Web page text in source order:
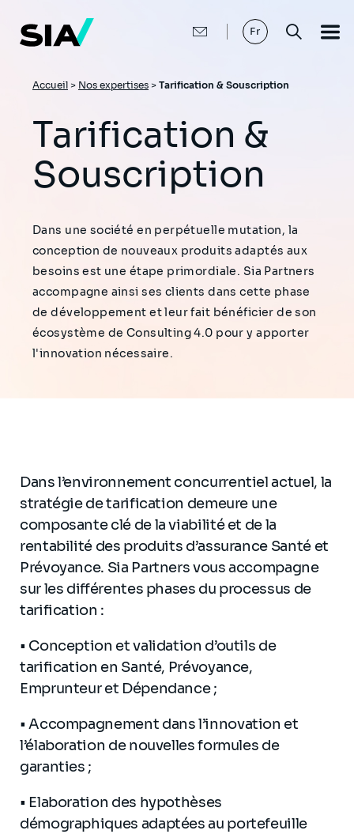
contenu
principal
Fr
Fil
Accueil > Nos expertises > Tarification & Souscription
Tarification &
Souscription
Dans une société en perpétuelle mutation, la
conception de nouveaux produits adaptés aux
besoins est une étape primordiale. Sia Partners
accompagne ainsi ses clients dans cette phase
de développement et leur fait bénéficier de son
écosystème de Consulting 4.0 pour y apporter
l'innovation nécessaire.
Dans l’environnement concurrentiel actuel, la
stratégie de tarification demeure une
composante clé de la viabilité et de la
rentabilité des produits d’assurance Santé et
Prévoyance. Sia Partners vous accompagne
sur les différentes phases du processus de
tarification :
• Conception et validation d’outils de
tarification en Santé, Prévoyance,
Emprunteur et Dépendance ;
• Accompagnement dans l’innovation et
l’élaboration de nouvelles formules de
garanties ;
• Elaboration des hypothèses
démographiques adaptées au portefeuille